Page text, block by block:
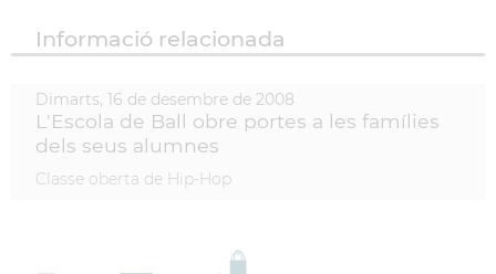
Informació relacionada
Dimarts, 16 de desembre de 2008
L'Escola de Ball obre portes a les famílies
dels seus alumnes
Classe oberta de Hip-Hop